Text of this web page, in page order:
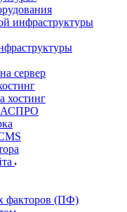
инфраструктуры
сервер
хостинг
АСПРО
факторов (ПФ)